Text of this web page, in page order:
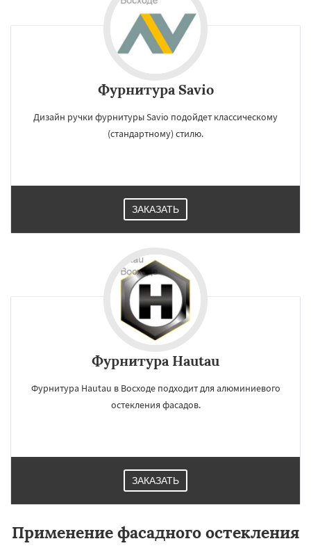
Фурнитура Savio
Дизайн ручки фурнитуры Savio подойдет классическому
(стандартному) стилю.
ЗАКАЗАТЬ
Фурнитура Hautau
Фурнитура Hautau в Восходе подходит для алюминиевого
остекления фасадов.
ЗАКАЗАТЬ
Применение фасадного остекления